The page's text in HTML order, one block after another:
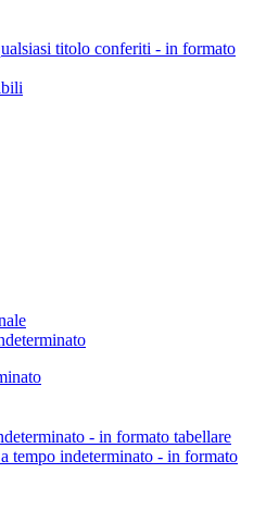
titolo conferiti - in formato
- in formato tabellare
tempo indeterminato - in formato